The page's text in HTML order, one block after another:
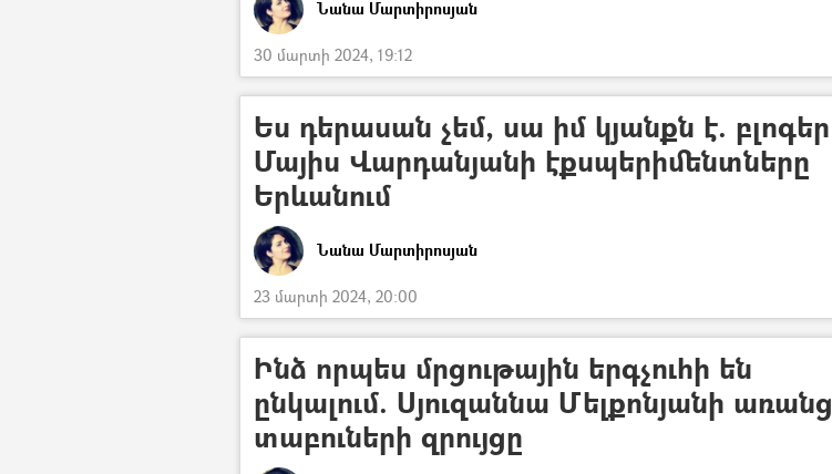
Նանա Մարտիրոսյան
30 մարտի 2024, 19:12
Ես դերասան չեմ, սա իմ կյանքն է. բլոգեր
Մայիս Վարդանյանի էքսպերիմենտները
Երևանում
Նանա Մարտիրոսյան
23 մարտի 2024, 20:00
Ինձ որպես մրցութային երգչուհի են
ընկալում. Սյուզաննա Մելքոնյանի առանց
տաբուների զրույցը